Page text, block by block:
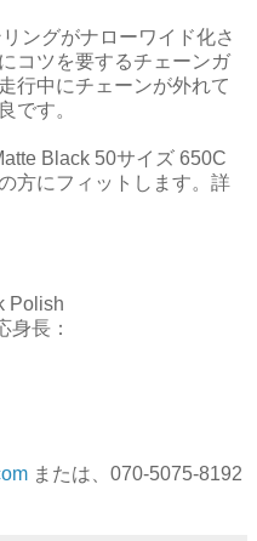
ングがナローワイド化さ
コツを要するチェーンガ
行中にチェーンが外れて
です。
Black 50サイズ 650C
方にフィットします。詳
Polish
身長：
または、070-5075-8192